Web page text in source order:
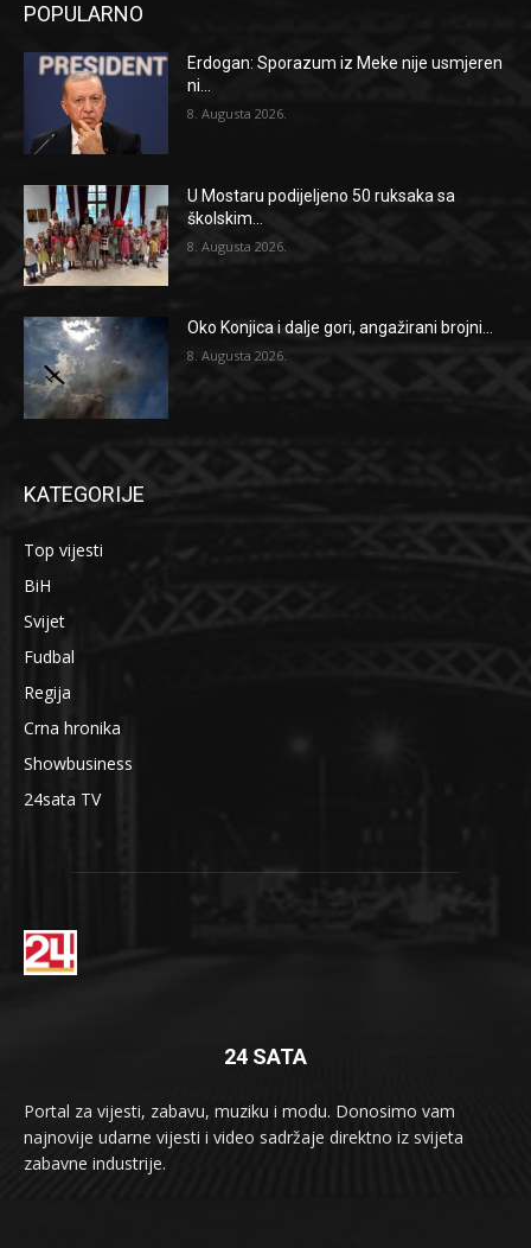
POPULARNO
Erdogan: Sporazum iz Meke nije usmjeren
ni...
8. Augusta 2026.
U Mostaru podijeljeno 50 ruksaka sa
školskim...
8. Augusta 2026.
Oko Konjica i dalje gori, angažirani brojni...
8. Augusta 2026.
KATEGORIJE
Top vijesti
BiH
Svijet
Fudbal
Regija
Crna hronika
Showbusiness
24sata TV
24 SATA
Portal za vijesti, zabavu, muziku i modu. Donosimo vam
najnovije udarne vijesti i video sadržaje direktno iz svijeta
zabavne industrije.